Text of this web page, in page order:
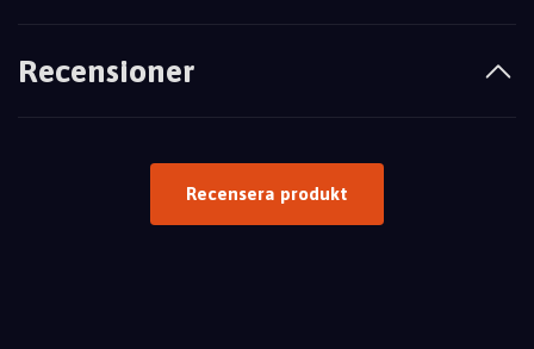
Recensioner
Recensera produkt